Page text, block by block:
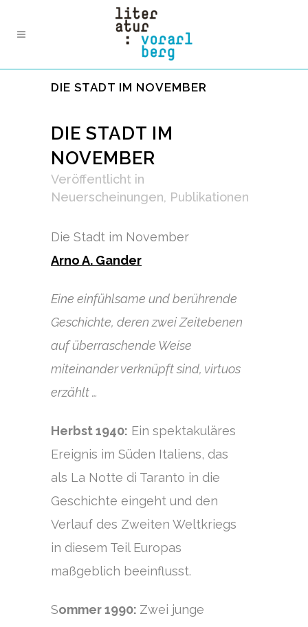
DIE STADT IM NOVEMBER
DIE STADT IM
NOVEMBER
Veröffentlicht in
Neuerscheinungen, Publikationen
Die Stadt im November
Arno A. Gander
Eine einfühlsame und berührende
Geschichte, deren zwei Zeitebenen
auf überraschende Weise
miteinander verknüpft sind, virtuos
erzählt …
Herbst 1940: Ein spektakuläres
Ereignis im Süden Italiens, das
als La Notte di Taranto in die
Geschichte eingeht und den
Verlauf des Zweiten Weltkriegs
in diesem Teil Europas
maßgeblich beeinflusst.
Sommer 1990: Zwei junge